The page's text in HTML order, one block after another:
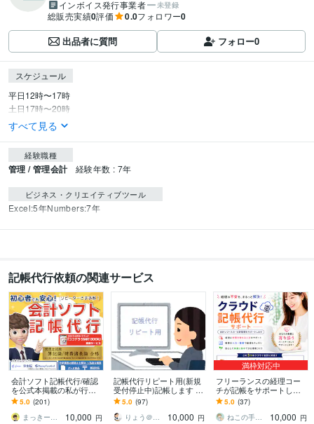
インボイス発行事業者 未登録
総販売実績0評価 0.0フォロワー0
出品者に質問 フォロー0
スケジュール
平日12時〜17時
土日17時〜20時
すべて見る
経験職種
管理 / 管理会計 経験年数 : 7年
ビジネス・クリエイティブツール
Excel:5年Numbers:7年
記帳代行依頼の関連サービス
会計ソフト記帳代行/確認
を公式本掲載の私が行い
ます 迅速、確実な知識！
法人税理士事務所勤務/税
理士試験2科目合格
5.0 (201)
まっきー簿記
10,000 円
記帳代行リピート用(新規
受付停止中)記帳します 初
回の方は、見積もり依頼
相談をお願いします。
5.0 (97)
りょう＠会計サポート（新規受付停止中）
10,000 円
満枠対応中
フリーランスの経理コー
チが記帳をサポートしま
す 帳簿づけに迷わない仕
組みをつくる記帳代行
5.0 (37)
ねこの手借ります課
10,000 円